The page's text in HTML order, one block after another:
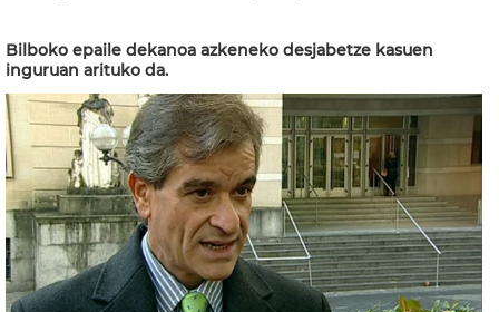
Bilboko epaile dekanoa azkeneko desjabetze kasuen
inguruan arituko da.